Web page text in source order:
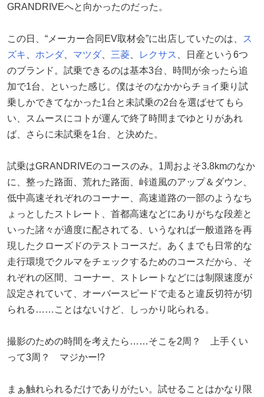
GRANDRIVEへと向かったのだった。
この日、“メーカー合同EV取材会”に出店していたのは、
ス
ズキ
ホンダ マツダ 三菱 レクサス
、日産という6つ
のブランド。試乗できるのは基本3台、時間が余ったら追
加で1台、といった感じ。僕はそのなかからチョイ乗り試
乗しかできてなかった1台と未試乗の2台を選ばせてもら
い、スムースにコトが運んで終了時間までゆとりがあれ
ば、さらに未試乗を1台、と決めた。
試乗はGRANDRIVEのコースのみ。1周およそ3.8kmのなか
に、整った路面、荒れた路面、峠道風のアップ＆ダウン、
低中高速それぞれのコーナー、高速道路の一部のようなち
ょっとしたストレート、首都高速などにありがちな段差と
いった諸々が適度に配されてる、いうなれば一般道路を再
現したクローズドのテストコースだ。あくまでも日常的な
走行環境でクルマをチェックするためのコースだから、そ
れぞれの区間、コーナー、ストレートなどには制限速度が
設定されていて、オーバースピードで走ると違反切符が切
られる……ことはないけど、しっかり叱られる。
撮影のための時間を考えたら……そこを2周？ 上手くい
って3周？ マジかー!?
まぁ触れられるだけでありがたい。試せることはかなり限